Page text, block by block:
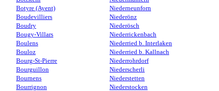
Botyre (Ayent)
Boudevilliers
Boudry
Bougy-Villars
Boulens
Bouloz
Bourg-St-Pierre
Bourguillon
Bournens
Bourrignon
Niederneunforn
Niederönz
Niederösch
Niederrickenbach
Niederried b. Interlaken
Niederried b. Kallnach
Niederrohrdorf
Niederscherli
Niederstetten
Niederstocken